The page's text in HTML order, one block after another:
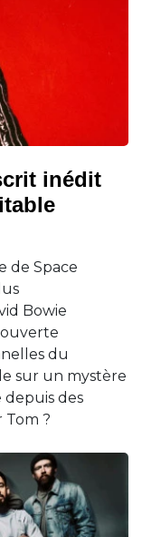
inédit
de Space
Bowie
du
sur un mystère
des
Tom ?